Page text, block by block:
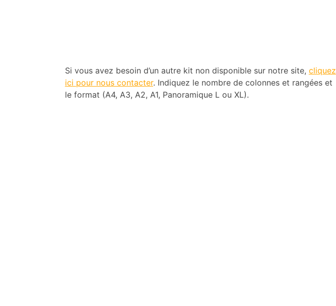
Si vous avez besoin d’un autre kit non disponible sur notre site, cliquez
ici pour nous contacter. Indiquez le nombre de colonnes et rangées et
le format (A4, A3, A2, A1, Panoramique L ou XL).